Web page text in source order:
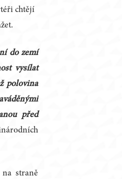
chtějí
do zemí
vysílat
polovina
před
straně